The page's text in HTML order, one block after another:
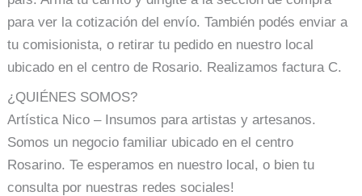
para ver la cotización del envío. También podés enviar a
tu comisionista, o retirar tu pedido en nuestro local
ubicado en el centro de Rosario. Realizamos factura C.
¿QUIÉNES SOMOS?
Artística Nico – Insumos para artistas y artesanos.
Somos un negocio familiar ubicado en el centro
Rosarino. Te esperamos en nuestro local, o bien tu
consulta por nuestras redes sociales!